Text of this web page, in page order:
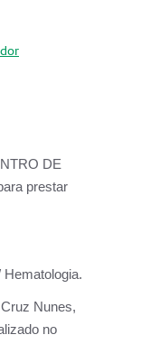
DE
prestar
Hematologia.
Nunes,
no